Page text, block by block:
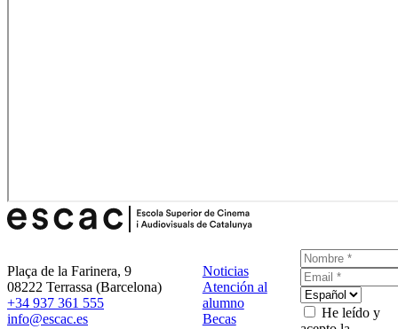
Plaça de la Farinera, 9
08222 Terrassa (Barcelona)
+34 937 361 555
info@escac.es
Noticias
Atención al
alumno
Becas
He leído y